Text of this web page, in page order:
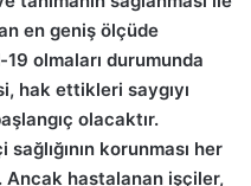
en geniş ölçüde
olmaları durumunda
hak ettikleri saygıyı
olacaktır.
korunması her
Ancak hastalanan işçiler,